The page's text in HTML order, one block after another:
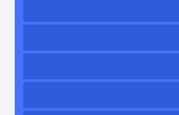
منتشر شد